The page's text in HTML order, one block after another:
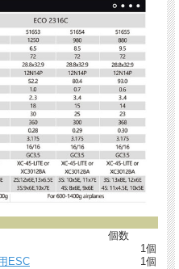
個数
1個
ESC
1個